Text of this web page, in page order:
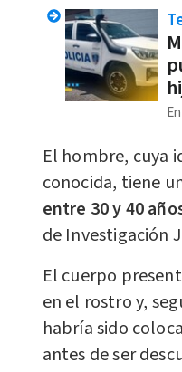
El hombre, cuya
conocida, tiene
entre 30 y 40
de Investigación
El cuerpo
en el rostro y,
habría sido
antes de ser